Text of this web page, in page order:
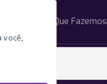
O Que Fazemos